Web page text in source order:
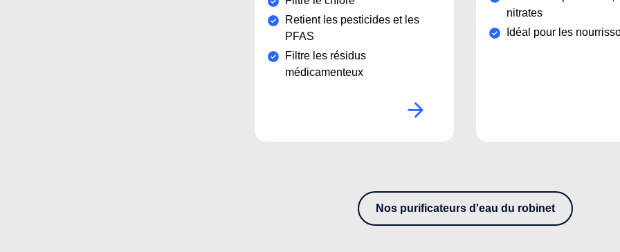
Retient les pesticides et les
PFAS
Filtre les résidus
médicamenteux
nitrates
Idéal pour les
Nos purificateurs d'eau du robinet
- Découvrez notre gamme de purificateur d'eau